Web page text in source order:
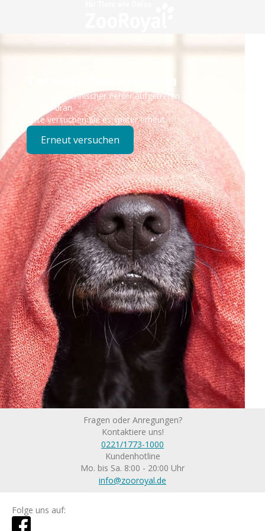
Technisches Problem
Es ist ein technischer Fehler aufgetreten – wir sind
bereits dran.
Bitte versuchen Sie es später erneut.
Erneut versuchen
Fragen oder Anregungen?
Kontaktiere uns!
0221/1773-1000
Kundenhotline
Mo. bis Sa. 8:00 - 20:00 Uhr
info@zooroyal.de
Folge uns auf: